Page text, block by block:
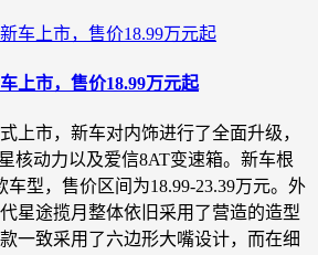
上市，售价18.99万元起
上市，新车对内饰进行了全面升级，
核动力以及爱信8AT变速箱。新车根
车型，售价区间为18.99-23.39万元。外
星途揽月整体依旧采用了营造的造型
一致采用了六边形大嘴设计，而在细